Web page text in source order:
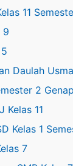
11
9
Daulah
2 Genap
Kelas 11
Kelas 1
7